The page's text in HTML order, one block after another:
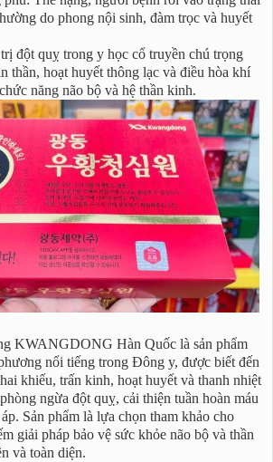
do phong nội sinh, đàm trọc và huyết
đột quỵ trong y học cổ truyền chú trọng
thần, hoạt huyết thông lạc và điều hòa khí
năng não bộ và hệ thần kinh.
KWANGDONG Hàn Quốc là sản phẩm
nổi tiếng trong Đông y, được biết đến
khiếu, trấn kinh, hoạt huyết và thanh nhiệt
ngừa đột quỵ, cải thiện tuần hoàn máu
Sản phẩm là lựa chọn tham khảo cho
giải pháp bảo vệ sức khỏe não bộ và thần
và toàn diện.